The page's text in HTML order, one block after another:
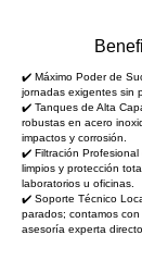
✔️ Máximo Poder de
jornadas exigentes sin
✔️ Tanques de Alta
robustas en acero
impactos y corrosión.
✔️ Filtración Profesional
limpios y protección
laboratorios u oficinas.
✔️ Soporte Técnico
parados; contamos
asesoría experta